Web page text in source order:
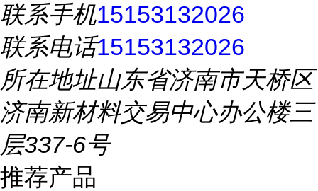
联系手机15153132026
联系电话15153132026
所在地址山东省济南市天桥区
济南新材料交易中心办公楼三
层337-6号
推荐产品